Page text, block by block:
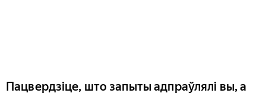
Пацвердзіце, што запыты адпраўлялі вы, а